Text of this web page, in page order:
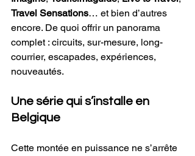
Travel Sensations… et bien d’autres
encore. De quoi offrir un panorama
complet : circuits, sur-mesure, long-
courrier, escapades, expériences,
nouveautés.
Une série qui s’installe en
Belgique
Cette montée en puissance ne s’arrête